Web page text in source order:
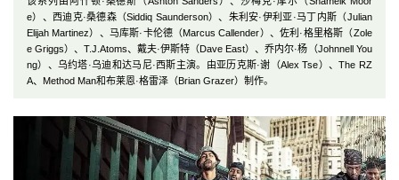
e）、西迪克·桑德森（Siddiq Saunderson）、朱利安·伊利亚·马丁内斯（Julian
Elijah Martinez）、马库斯·卡伦德（Marcus Callender）、佐利·格里格斯（Zole
e Griggs）、T.J.Atoms、戴夫·伊斯特（Dave East）、乔内尔·杨（Johnnell You
ng）、乌约塔·乌迪和达马尼·西斯主演。由亚历克斯·谢（Alex Tse）、The RZ
A、Method Man和布莱恩·格雷泽（Brian Grazer）制作。